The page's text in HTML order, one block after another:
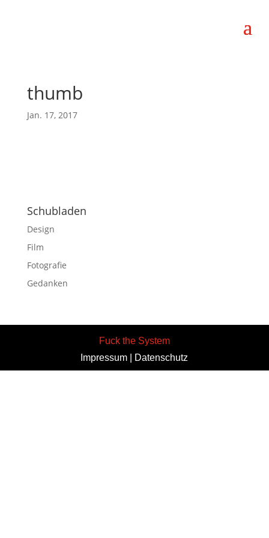
thumb
Jan. 17, 2017
Schubladen
Design
Film
Fotografie
Gedanken
Fuck the System
Impressum
Datenschutz